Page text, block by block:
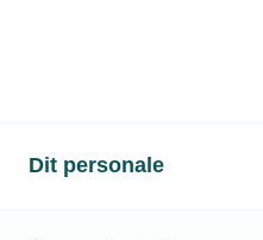
Dit personale
Kunstig